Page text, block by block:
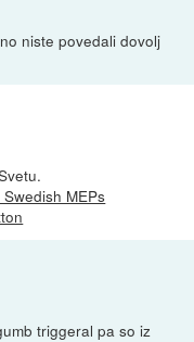
niste povedali dovolj
MEPs
triggeral pa so iz